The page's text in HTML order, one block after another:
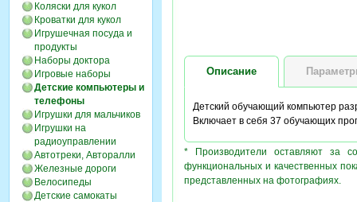
Коляски для кукол
Кроватки для кукол
Игрушечная посуда и
продукты
Наборы доктора
Игровые наборы
Детские компьютеры и
телефоны
Игрушки для мальчиков
Игрушки на
радиоуправлении
Автотреки, Авторалли
Железные дороги
Велосипеды
Детские самокаты
Описание
Детский обучающий компьютер
Включает в себя 37 обучающих
* Производители оставляют за
функциональных и качественных
представленных на фотографиях.